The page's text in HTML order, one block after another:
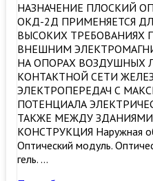
НАЗНАЧЕНИЕ ПЛОСКИЙ
ОКД-2Д ПРИМЕНЯЕТСЯ
ВЫСОКИХ ТРЕБОВАНИЯХ
ВНЕШНИМ
НА ОПОРАХ ВОЗДУШНЫХ
КОНТАКТНОЙ СЕТИ
ЭЛЕКТРОПЕРЕДАЧ С
ПОТЕНЦИАЛА
ТАКЖЕ МЕЖДУ
КОНСТРУКЦИЯ Наружная
Оптический модуль.
гель. …